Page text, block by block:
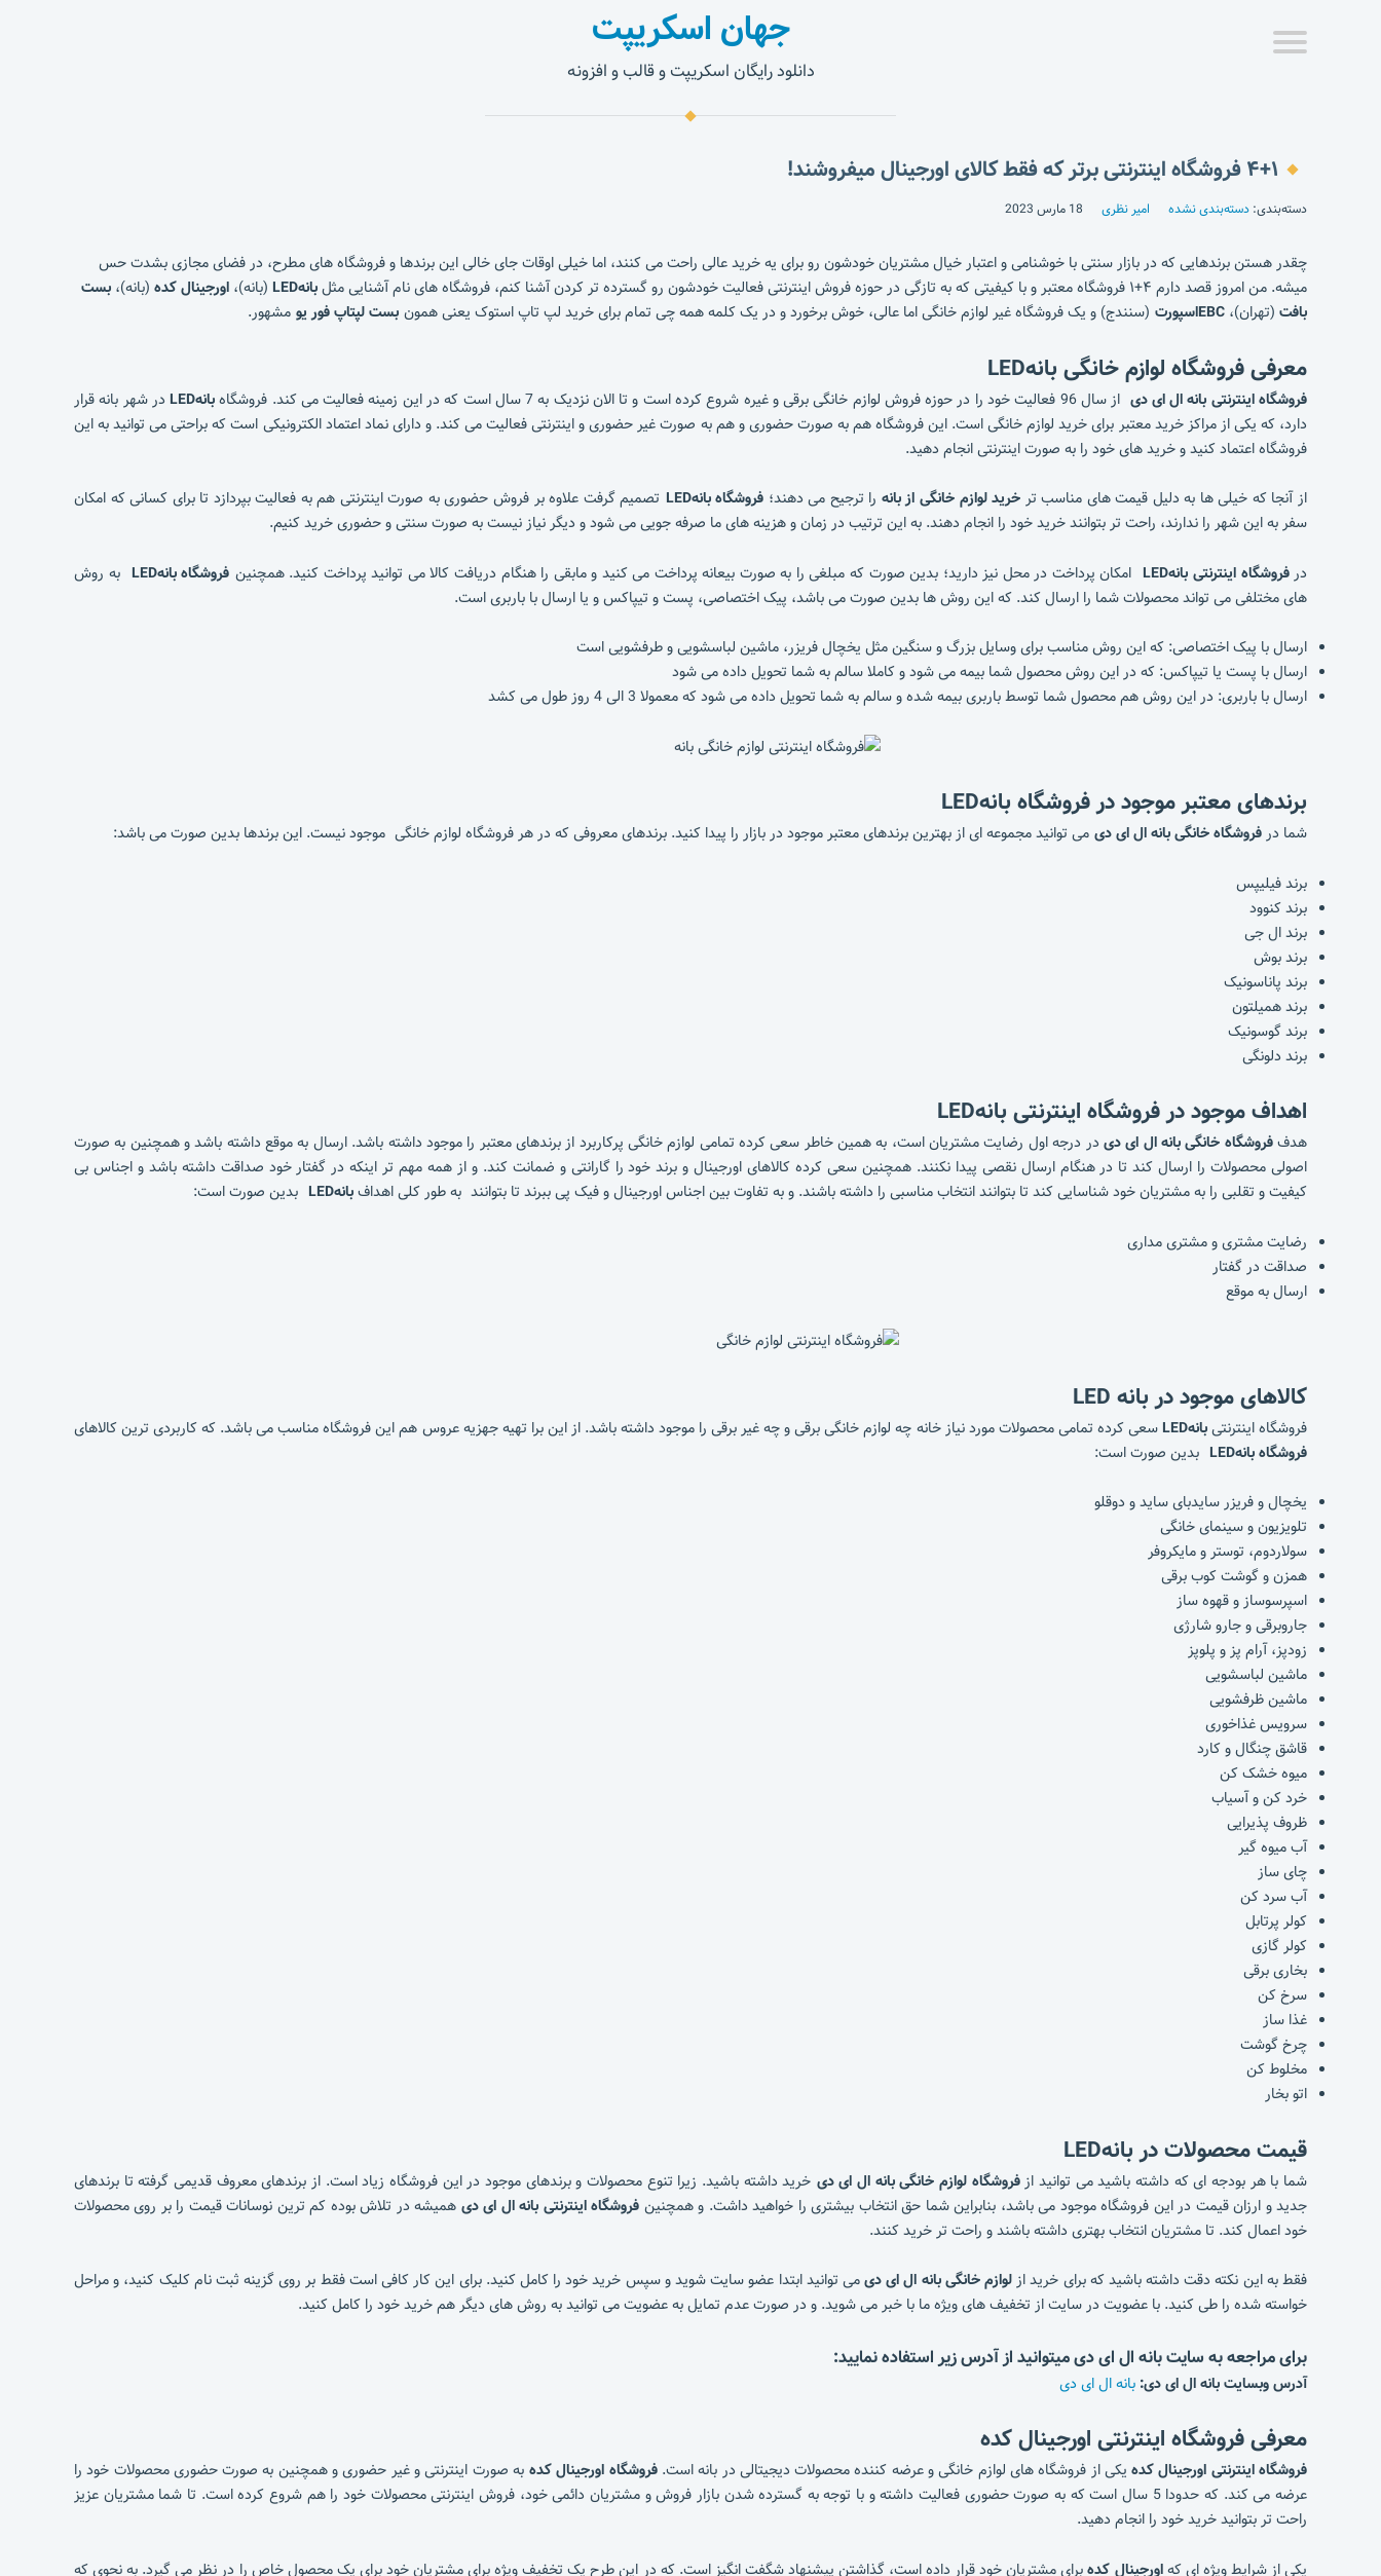
جهان اسکریپت
دانلود رایگان اسکریپت و قالب و افزونه
۴+۱ فروشگاه اینترنتی برتر که فقط کالای اورجینال میفروشند!
دسته‌بندی: دسته‌بندی نشده امیر نظری 18 مارس 2023
چقدر هستن برندهایی که در بازار سنتی با خوشنامی و اعتبار خیال مشتریان خودشون رو برای یه خرید عالی راحت می کنند، اما خیلی اوقات جای خالی این برندها و فروشگاه های مطرح، در فضای مجازی بشدت حس
میشه. من امروز قصد دارم ۴+۱ فروشگاه معتبر و با کیفیتی که به تازگی در حوزه فروش اینترنتی فعالیت خودشون رو گسترده تر کردن آشنا کنم، فروشگاه های نام آشنایی مثل
بانهLED (بانه)، اورجینال کده (بانه)، بست
بافت (تهران)، EBCاسپورت (سنندج) و یک فروشگاه غیر لوازم خانگی اما عالی، خوش برخورد و در یک کلمه همه چی تمام برای خرید لپ تاپ استوک یعنی همون بست لپتاپ فور یو مشهور.
معرفی فروشگاه لوازم خانگی بانهLED
فروشگاه اینترنتی بانه ال ای دی از سال 96 فعالیت خود را در حوزه فروش لوازم خانگی برقی و غیره شروع کرده است و تا الان نزدیک به 7 سال است که در این زمینه فعالیت می کند. فروشگاه بانهLED
در شهر بانه قرار
دارد، که یکی از مراکز خرید معتبر برای خرید لوازم خانگی است. این فروشگاه هم به صورت حضوری و هم به صورت غیر حضوری و اینترنتی فعالیت می کند. و دارای نماد اعتماد الکترونیکی است که براحتی می توانید به این
فروشگاه اعتماد کنید و خرید های خود را به صورت اینترنتی انجام دهید.
از آنجا که خیلی ها به دلیل قیمت های مناسب تر خرید لوازم خانگی از بانه را ترجیح می دهند؛ فروشگاه بانهLED
تصمیم گرفت علاوه بر فروش حضوری به صورت اینترنتی هم به فعالیت بپردازد تا برای کسانی که امکان
سفر به این شهر را ندارند، راحت تر بتوانند خرید خود را انجام دهند. به این ترتیب در زمان و هزینه های ما صرفه جویی می شود و دیگر نیاز نیست به صورت سنتی و حضوری خرید کنیم.
درفروشگاه اینترنتی بانهLED امکان پرداخت در محل نیز دارید؛ بدین صورت که مبلغی را به صورت بیعانه پرداخت می کنید و مابقی را هنگام دریافت کالا می توانید پرداخت کنید. همچنین فروشگاه بانهLED
به روش
های مختلفی می تواند محصولات شما را ارسال کند. که این روش ها بدین صورت می باشد، پیک اختصاصی، پست و تیپاکس و یا ارسال با باربری است.
ارسال با پیک اختصاصی: که این روش مناسب برای وسایل بزرگ و سنگین مثل یخچال فریزر، ماشین لباسشویی و طرفشویی است
ارسال با پست یا تیپاکس: که در این روش محصول شما بیمه می شود و کاملا سالم به شما تحویل داده می شود
ارسال با باربری: در این روش هم محصول شما توسط باربری بیمه شده و سالم به شما تحویل داده می شود که معمولا 3 الی 4 روز طول می کشد
برندهای معتبر موجود در فروشگاه بانهLED
شما درفروشگاه خانگی بانه ال ای دی می توانید مجموعه ای از بهترین برندهای معتبر موجود در بازار را پیدا کنید. برندهای معروفی که در هر فروشگاه لوازم خانگی موجود نیست. این برندها بدین صورت می باشد:
برند فیلیپس
برند کنوود
برند ال جی
برند بوش
برند پاناسونیک
برند همیلتون
برند گوسونیک
برند دلونگی
اهداف موجود در فروشگاه اینترنتی بانهLED
هدففروشگاه خانگی بانه ال ای دی در درجه اول رضایت مشتریان است، به همین خاطر سعی کرده تمامی لوازم خانگی پرکاربرد از برندهای معتبر را موجود داشته باشد. ارسال به موقع داشته باشد و همچنین به صورت
اصولی محصولات را ارسال کند تا در هنگام ارسال نقصی پیدا نکنند. همچنین سعی کرده کالاهای اورجینال و برند خود را گارانتی و ضمانت کند. و از همه مهم تر اینکه در گفتار خود صداقت داشته باشد و اجناس بی
کیفیت و تقلبی را به مشتریان خود شناسایی کند تا بتوانند انتخاب مناسبی را داشته باشند. و به تفاوت بین اجناس اورجینال و فیک پی ببرند تا بتوانند به طور کلی اهدافبانهLED بدین صورت است:
رضایت مشتری و مشتری مداری
صداقت در گفتار
ارسال به موقع
کالاهای موجود در بانه LED
فروشگاه اینترنتیبانهLED
سعی کرده تمامی محصولات مورد نیاز خانه چه لوازم خانگی برقی و چه غیر برقی را موجود داشته باشد. از این برا تهیه جهزیه عروس هم این فروشگاه مناسب می باشد. که کاربردی ترین کالاهای
فروشگاه بانهLED
بدین صورت است:
یخچال و فریزر سایدبای ساید و دوقلو
تلویزیون و سینمای خانگی
سولاردوم، توستر و مایکروفر
همزن و گوشت کوب برقی
اسپرسوساز و قهوه ساز
جاروبرقی و جارو شارژی
زودپز، آرام پز و پلوپز
ماشین لباسشویی
ماشین ظرفشویی
سرویس غذاخوری
قاشق چنگال و کارد
میوه خشک کن
خرد کن و آسیاب
ظروف پذیرایی
آب میوه گیر
چای ساز
آب سرد کن
کولر پرتابل
کولر گازی
بخاری برقی
سرخ کن
غذا ساز
چرخ گوشت
مخلوط کن
اتو بخار
قیمت محصولات در بانهLED
شما با هر بودجه ای که داشته باشید می توانید از فروشگاه لوازم خانگی بانه ال ای دی خرید داشته باشید. زیرا تنوع محصولات و برندهای موجود در این فروشگاه زیاد است. از برندهای معروف قدیمی گرفته تا برندهای
جدید و ارزان قیمت در این فروشگاه موجود می باشد، بنابراین شما حق انتخاب بیشتری را خواهید داشت. و همچنین فروشگاه اینترنتی بانه ال ای دی همیشه در تلاش بوده کم ترین نوسانات قیمت را بر روی محصولات
خود اعمال کند. تا مشتریان انتخاب بهتری داشته باشند و راحت تر خرید کنند.
فقط به این نکته دقت داشته باشید که برای خرید ازلوازم خانگی بانه ال ای دیمی توانید ابتدا عضو سایت شوید و سپس خرید خود را کامل کنید. برای این کار کافی است فقط بر روی گزینه ثبت نام کلیک کنید، و مراحل
خواسته شده را طی کنید. با عضویت در سایت از تخفیف های ویژه ما با خبر می شوید. و در صورت عدم تمایل به عضویت می توانید به روش های دیگر هم خرید خود را کامل کنید.
برای مراجعه به سایت بانه ال ای دی میتوانید از آدرس زیر استفاده نمایید:
آدرس وبسایت بانه ال ای دی: بانه ال ای دی
معرفی فروشگاه اینترنتی اورجینال کده
فروشگاه اینترنتی اورجینال کدهیکی از فروشگاه های لوازم خانگی و عرضه کننده محصولات دیجیتالی در بانه است.فروشگاه اورجینال کدهبه صورت اینترنتی و غیر حضوری و همچنین به صورت حضوری محصولات خود را
عرضه می کند. که حدودا 5 سال است که به صورت حضوری فعالیت داشته و با توجه به گسترده شدن بازار فروش و مشتریان دائمی خود، فروش اینترنتی محصولات خود را هم شروع کرده است. تا شما مشتریان عزیز
راحت تر بتوانید خرید خود را انجام دهید.
یکی از شرایط ویژه ای کهاورجینال کدهبرای مشتریان خود قرار داده است، گذاشتن پیشنهاد شگفت انگیز است. که در این طرح یک تخفیف ویژه برای مشتریان خود برای یک محصول خاص را در نظر می گیرد. به نحوی که